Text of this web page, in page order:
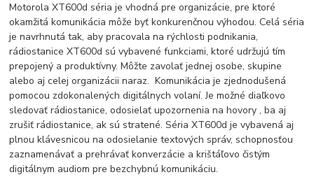
Motorola XT600d séria je vhodná pre organizácie, pre ktoré
okamžitá komunikácia môže byť konkurenčnou výhodou. Celá séria
je navrhnutá tak, aby pracovala na rýchlosti podnikania,
rádiostanice XT600d sú vybavené funkciami, ktoré udržujú tím
prepojený a produktívny. Môžte zavolať jednej osobe, skupine
alebo aj celej organizácii naraz. Komunikácia je zjednodušená
pomocou zdokonalených digitálnych volaní. Je možné diaľkovo
sledovať rádiostanice, odosielať upozornenia na hovory , ba aj
zrušiť rádiostanice, ak sú stratené. Séria XT600d je vybavená aj
plnou klávesnicou na odosielanie textových správ, schopnosťou
zaznamenávať a prehrávať konverzácie a krištáľovo čistým
digitálnym audiom pre bezchybnú komunikáciu.